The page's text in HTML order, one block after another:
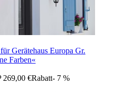
Gerätehaus Europa Gr.
Farben«
269,00 €Rabatt- 7 %